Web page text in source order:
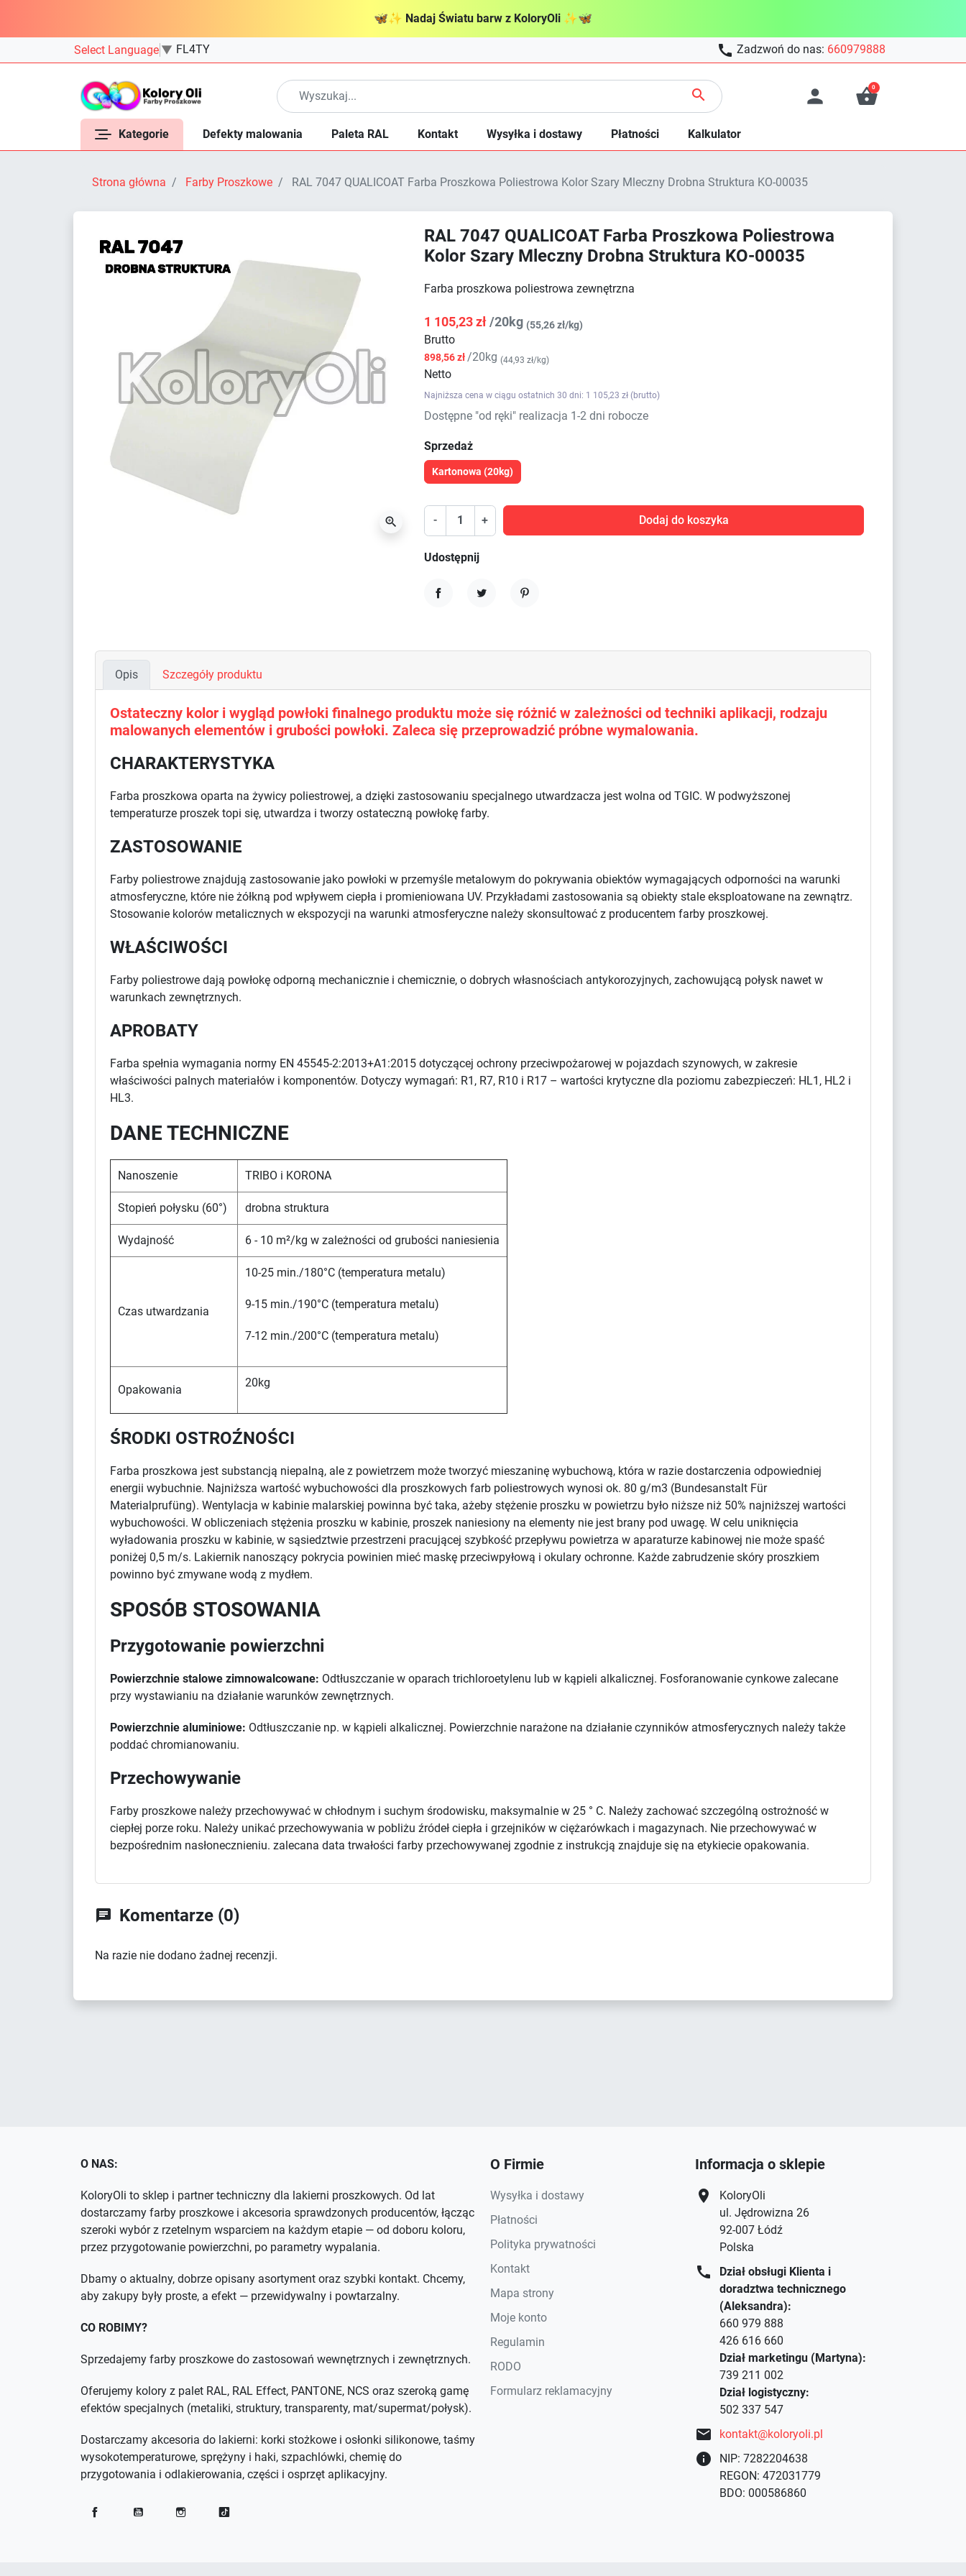
🦋✨ Nadaj Światu barw z KoloryOli ✨🦋
Select Language ▼ FL4TY  Zadzwoń do nas: 660979888
  
0
Kategorie Defekty malowania Paleta RAL Kontakt Wysyłka i dostawy Płatności Kalkulator
Strona główna Farby Proszkowe RAL 7047 QUALICOAT Farba Proszkowa Poliestrowa Kolor Szary Mleczny Drobna Struktura KO-00035

RAL 7047 QUALICOAT Farba Proszkowa Poliestrowa
Kolor Szary Mleczny Drobna Struktura KO-00035
Farba proszkowa poliestrowa zewnętrzna
1 105,23 zł/20kg (55,26 zł/kg)
Brutto
898,56 zł /20kg (44,93 zł/kg)
Netto
Najniższa cena w ciągu ostatnich 30 dni: 1 105,23 zł (brutto)
Dostępne "od ręki" realizacja 1-2 dni robocze
Sprzedaż
Kartonowa (20kg)
- + Dodaj do koszyka
Udostępnij
Opis Szczegóły produktu
Ostateczny kolor i wygląd powłoki finalnego produktu może się różnić w zależności od techniki aplikacji, rodzaju
malowanych elementów i grubości powłoki. Zaleca się przeprowadzić próbne wymalowania.
CHARAKTERYSTYKA
Farba proszkowa oparta na żywicy poliestrowej, a dzięki zastosowaniu specjalnego utwardzacza jest wolna od TGIC. W podwyższonej
temperaturze proszek topi się, utwardza i tworzy ostateczną powłokę farby.
ZASTOSOWANIE
Farby poliestrowe znajdują zastosowanie jako powłoki w przemyśle metalowym do pokrywania obiektów wymagających odporności na warunki
atmosferyczne, które nie żółkną pod wpływem ciepła i promieniowana UV. Przykładami zastosowania są obiekty stale eksploatowane na zewnątrz.
Stosowanie kolorów metalicznych w ekspozycji na warunki atmosferyczne należy skonsultować z producentem farby proszkowej.
WŁAŚCIWOŚCI
Farby poliestrowe dają powłokę odporną mechanicznie i chemicznie, o dobrych własnościach antykorozyjnych, zachowującą połysk nawet w
warunkach zewnętrznych.
APROBATY
Farba spełnia wymagania normy EN 45545-2:2013+A1:2015 dotyczącej ochrony przeciwpożarowej w pojazdach szynowych, w zakresie
właściwości palnych materiałów i komponentów. Dotyczy wymagań: R1, R7, R10 i R17 – wartości krytyczne dla poziomu zabezpieczeń: HL1, HL2 i
HL3.
DANE TECHNICZNE
Nanoszenie TRIBO i KORONA
Stopień połysku (60°) drobna struktura
Wydajność 6 - 10 m²/kg w zależności od grubości naniesienia
Czas utwardzania
10-25 min./180°C (temperatura metalu)
9-15 min./190°C (temperatura metalu)
7-12 min./200°C (temperatura metalu)
Opakowania
20kg
ŚRODKI OSTROŹNOŚCI
Farba proszkowa jest substancją niepalną, ale z powietrzem może tworzyć mieszaninę wybuchową, która w razie dostarczenia odpowiedniej
energii wybuchnie. Najniższa wartość wybuchowości dla proszkowych farb poliestrowych wynosi ok. 80 g/m3 (Bundesanstalt Für
Materialprufüng). Wentylacja w kabinie malarskiej powinna być taka, ażeby stężenie proszku w powietrzu było niższe niż 50% najniższej wartości
wybuchowości. W obliczeniach stężenia proszku w kabinie, proszek naniesiony na elementy nie jest brany pod uwagę. W celu uniknięcia
wyładowania proszku w kabinie, w sąsiedztwie przestrzeni pracującej szybkość przepływu powietrza w aparaturze kabinowej nie może spaść
poniżej 0,5 m/s. Lakiernik nanoszący pokrycia powinien mieć maskę przeciwpyłową i okulary ochronne. Każde zabrudzenie skóry proszkiem
powinno być zmywane wodą z mydłem.
SPOSÓB STOSOWANIA
Przygotowanie powierzchni
Powierzchnie stalowe zimnowalcowane: Odtłuszczanie w oparach trichloroetylenu lub w kąpieli alkalicznej. Fosforanowanie cynkowe zalecane
przy wystawianiu na działanie warunków zewnętrznych.
Powierzchnie aluminiowe: Odtłuszczanie np. w kąpieli alkalicznej. Powierzchnie narażone na działanie czynników atmosferycznych należy także
poddać chromianowaniu.
Przechowywanie
Farby proszkowe należy przechowywać w chłodnym i suchym środowisku, maksymalnie w 25 ° C. Należy zachować szczególną ostrożność w
ciepłej porze roku. Należy unikać przechowywania w pobliżu źródeł ciepła i grzejników w ciężarówkach i magazynach. Nie przechowywać w
bezpośrednim nasłonecznieniu. zalecana data trwałości farby przechowywanej zgodnie z instrukcją znajduje się na etykiecie opakowania.
 Komentarze (0)
Na razie nie dodano żadnej recenzji.
O NAS:
KoloryOli to sklep i partner techniczny dla lakierni proszkowych. Od lat
dostarczamy farby proszkowe i akcesoria sprawdzonych producentów, łącząc
szeroki wybór z rzetelnym wsparciem na każdym etapie — od doboru koloru,
przez przygotowanie powierzchni, po parametry wypalania.
Dbamy o aktualny, dobrze opisany asortyment oraz szybki kontakt. Chcemy,
aby zakupy były proste, a efekt — przewidywalny i powtarzalny.
CO ROBIMY?
Sprzedajemy farby proszkowe do zastosowań wewnętrznych i zewnętrznych.
Oferujemy kolory z palet RAL, RAL Effect, PANTONE, NCS oraz szeroką gamę
efektów specjalnych (metaliki, struktury, transparenty, mat/supermat/połysk).
Dostarczamy akcesoria do lakierni: korki stożkowe i osłonki silikonowe, taśmy
wysokotemperaturowe, sprężyny i haki, szpachlówki, chemię do
przygotowania i odlakierowania, części i osprzęt aplikacyjny.
O Firmie
Wysyłka i dostawy
Płatności
Polityka prywatności
Kontakt
Mapa strony
Moje konto
Regulamin
RODO
Formularz reklamacyjny
Informacja o sklepie
location_on
KoloryOli
ul. Jędrowizna 26
92-007 Łódź
Polska
call
Dział obsługi Klienta i
doradztwa technicznego
(Aleksandra):
660 979 888
426 616 660
Dział marketingu (Martyna):
739 211 002
Dział logistyczny:
502 337 547
mail kontakt@koloryoli.pl
info
NIP: 7282204638
REGON: 472031779
BDO: 000586860